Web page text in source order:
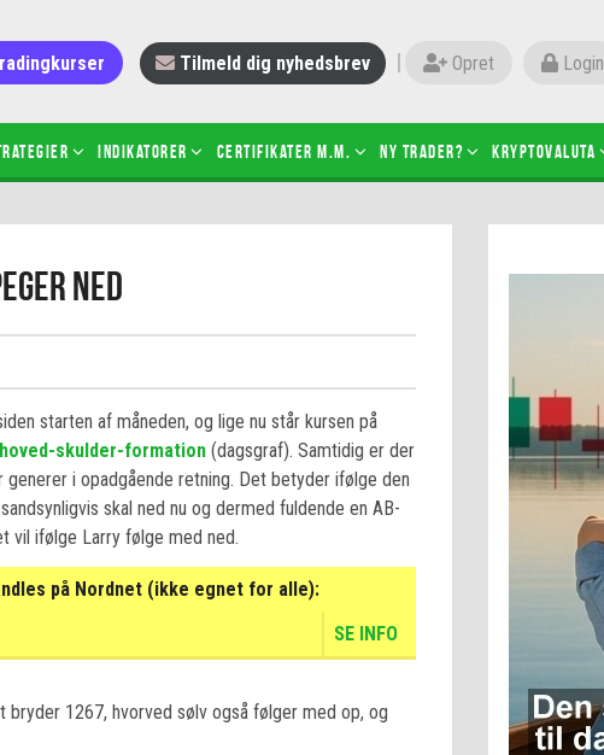
Tilmeld dig nyhedsbrev Opret Login
Indikatorer Certifikater m.m. Ny trader?
bedste tradere og
stop-loss
BULL & BEAR-
Det betyder de nye ESMA-regler
Gearing af aktier – hvad er det?
Kryptovaluta
ned
starten af måneden, og lige nu står kursen på
skulder-formation (dagsgraf). Samtidig er der
generer i opadgående retning. Det betyder ifølge den
skal ned nu og dermed fuldende en AB-
vil ifølge Larry følge med ned.
på Nordnet (ikke egnet for alle):
SE INFO
1267, hvorved sølv også følger med op, og